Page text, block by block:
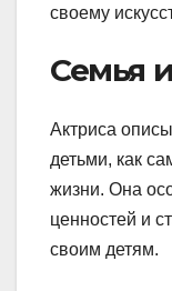
своему
Семья
Актриса
детьми, как
жизни. Она
ценностей и
своим детям.